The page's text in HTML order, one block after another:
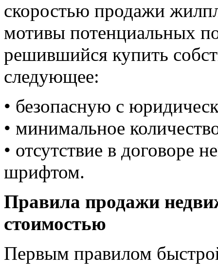
скоростью продажи
мотивы потенциальных
решившийся купить
следующее:
• безопасную с
• минимальное
• отсутствие в договоре
шрифтом.
Правила продажи
стоимостью
Первым правилом